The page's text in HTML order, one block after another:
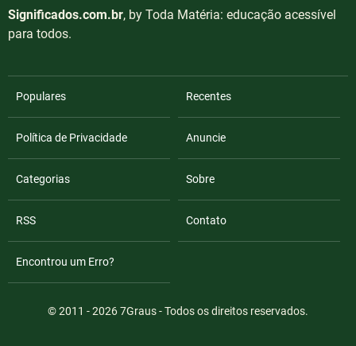
Significados.com.br, by Toda Matéria: educação acessível
para todos.
Populares Recentes
Política de Privacidade Anuncie
Categorias Sobre
RSS Contato
Encontrou um Erro?
© 2011 - 20267Graus- Todos os direitos reservados.